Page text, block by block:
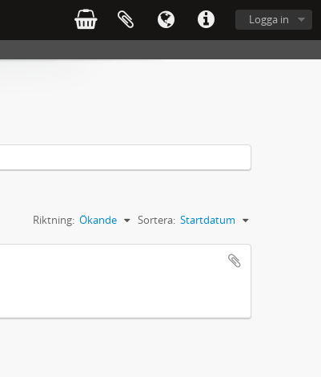
Logga in
Sortera: Startdatum
Riktning: Ökande